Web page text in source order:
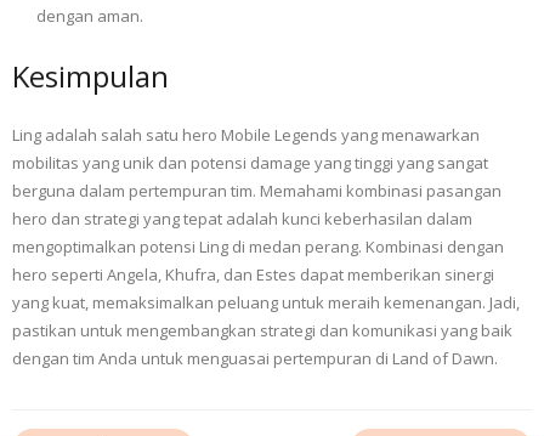
dengan aman.
Kesimpulan
Ling adalah salah satu hero Mobile Legends yang menawarkan
mobilitas yang unik dan potensi damage yang tinggi yang sangat
berguna dalam pertempuran tim. Memahami kombinasi pasangan
hero dan strategi yang tepat adalah kunci keberhasilan dalam
mengoptimalkan potensi Ling di medan perang. Kombinasi dengan
hero seperti Angela, Khufra, dan Estes dapat memberikan sinergi
yang kuat, memaksimalkan peluang untuk meraih kemenangan. Jadi,
pastikan untuk mengembangkan strategi dan komunikasi yang baik
dengan tim Anda untuk menguasai pertempuran di Land of Dawn.